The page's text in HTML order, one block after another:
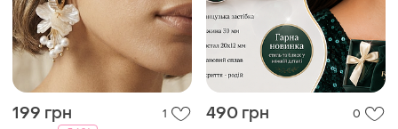
199 грн 1 490 грн 0